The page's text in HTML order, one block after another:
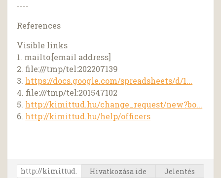
----
References
Visible links
1. mailto:[email address]
2. file:///tmp/tel:202207139
3. https://docs.google.com/spreadsheets/d/1...
4. file:///tmp/tel:201547102
5. http://kimittud.hu/change_request/new?bo...
6. http://kimittud.hu/help/officers
Hivatkozása ide Jelentés